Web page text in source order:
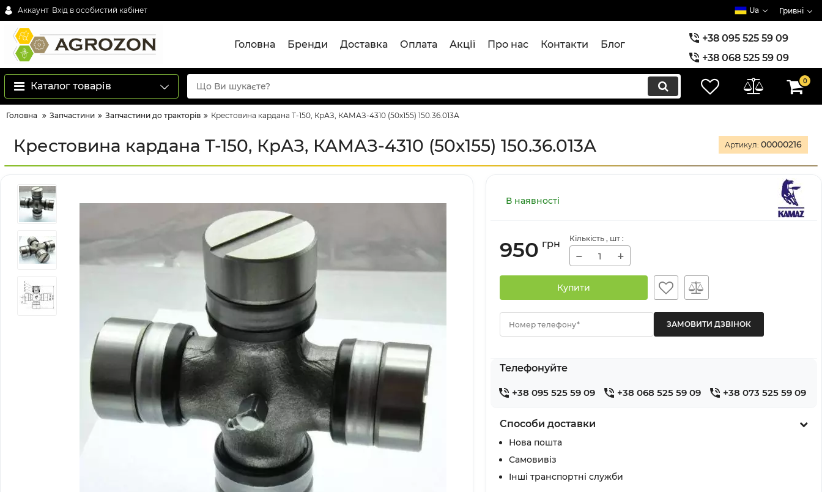
Аккаунт Вхід в особистий кабінет Ua Гривні
Головна Бренди Доставка Оплата Акції Про нас Контакти Блог
+38 095 525 59 09
+38 068 525 59 09
+38 073 525 59 09
Каталог товарів 0
Головна Запчастини Запчастини до тракторів Крестовина кардана Т-150, КрАЗ, КАМАЗ-4310 (50х155) 150.36.013А
Крестовина кардана Т-150, КрАЗ, КАМАЗ-4310 (50х155) 150.36.013А Артикул: 00000216
В наявності
950 грн Кількість , шт :
− +
Купити
Номер телефону*
Телефонуйте
+38 095 525 59 09 +38 068 525 59 09 +38 073 525 59 09
Способи доставки
Нова пошта
Самовивіз
Інші транспортні служби